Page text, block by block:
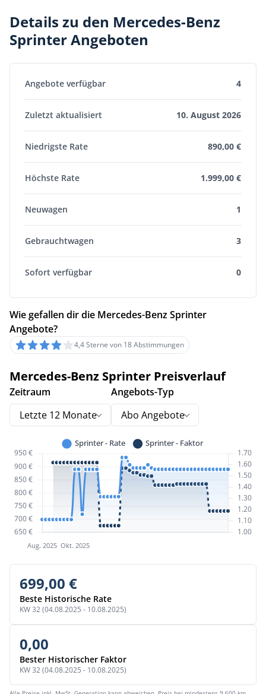
Details zu den Mercedes-Benz
Sprinter Angeboten
Angebote verfügbar 4
Zuletzt aktualisiert 10. August 2026
Niedrigste Rate 890,00 €
Höchste Rate 1.999,00 €
Neuwagen 1
Gebrauchtwagen 3
Sofort verfügbar 0
Wie gefallen dir die Mercedes-Benz Sprinter
Angebote?
4,4 Sterne von 18 Abstimmungen
Mercedes-Benz Sprinter Preisverlauf
Zeitraum
Letzte 12 Monate
Angebots-Typ
Abo Angebote
699,00 €
Beste Historische Rate
KW 32 (04.08.2025 - 10.08.2025)
0,00
Bester Historischer Faktor
KW 32 (04.08.2025 - 10.08.2025)